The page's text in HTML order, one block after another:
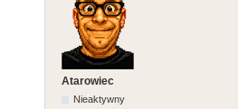
Atarowiec
Nieaktywny